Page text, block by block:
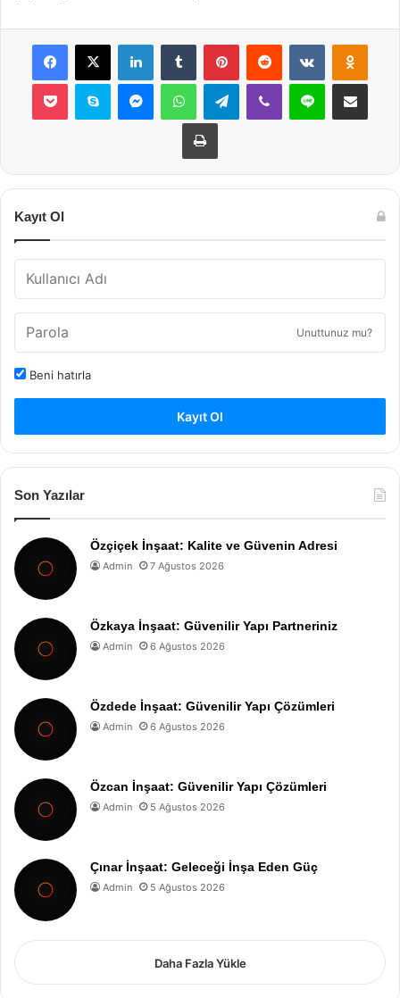
Facebook
X LinkedInTumblr PinterestReddit VKontakte
Pocket Skype MessengerWhatsAppTelegramViber Line E-Posta ile
Yazdır
Kayıt Ol
Unuttunuz mu?
Beni hatırla
Kayıt Ol
Son Yazılar
Özçiçek İnşaat: Kalite ve Güvenin Adresi
Admin 7 Ağustos 2026
Özkaya İnşaat: Güvenilir Yapı Partneriniz
Admin 6 Ağustos 2026
Özdede İnşaat: Güvenilir Yapı Çözümleri
Admin 6 Ağustos 2026
Özcan İnşaat: Güvenilir Yapı Çözümleri
Admin 5 Ağustos 2026
Çınar İnşaat: Geleceği İnşa Eden Güç
Admin 5 Ağustos 2026
Daha Fazla Yükle